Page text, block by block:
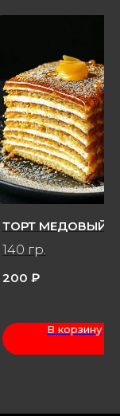
ТОРТ МЕДОВЫЙ
140 гр.
200 ₽
В корзину